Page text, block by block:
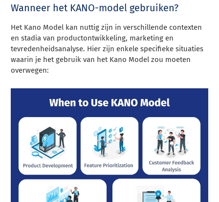
Wanneer het KANO-model gebruiken?
Het Kano Model kan nuttig zijn in verschillende contexten
en stadia van productontwikkeling, marketing en
tevredenheidsanalyse. Hier zijn enkele specifieke situaties
waarin je het gebruik van het Kano Model zou moeten
overwegen: